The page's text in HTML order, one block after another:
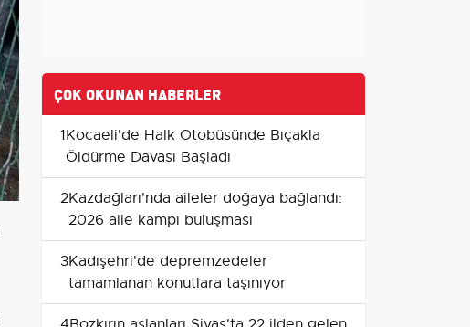
ÇOK OKUNAN HABERLER
1Kocaeli'de Halk Otobüsünde Bıçakla
Öldürme Davası Başladı
2Kazdağları'nda aileler doğaya bağlandı:
2026 aile kampı buluşması
3Kadışehri'de depremzedeler
tamamlanan konutlara taşınıyor